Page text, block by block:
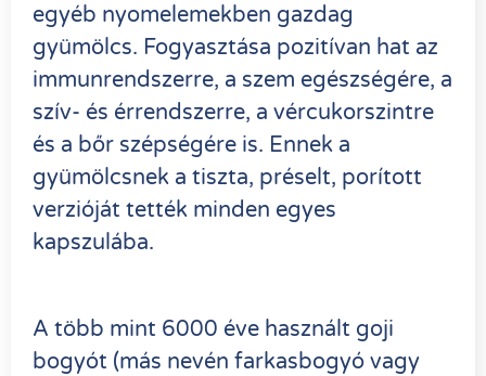
egyéb nyomelemekben gazdag
gyümölcs. Fogyasztása pozitívan hat az
immunrendszerre, a szem egészségére, a
szív- és érrendszerre, a vércukorszintre
és a bőr szépségére is. Ennek a
gyümölcsnek a tiszta, préselt, porított
verzióját tették minden egyes
kapszulába.
A több mint 6000 éve használt goji
bogyót (más nevén farkasbogyó vagy